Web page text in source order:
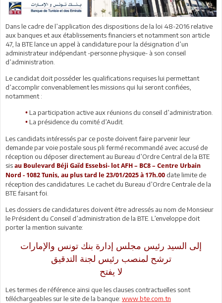
Dans le cadre de l’application des dispositions de la loi 48-2016 relative
aux banques et aux établissements financiers et notamment son article
47, la BTE lance un appel à candidature pour la désignation d’un
administrateur indépendant -personne physique- à son conseil
d’administration.
Le candidat doit posséder les qualifications requises lui permettant
d’accomplir convenablement les missions qui lui seront confiées,
notamment :
• La participation active aux réunions du conseil d’administration.
• La présidence du comité d’Audit.
Les candidats intéressés par ce poste doivent faire parvenir leur
demande par voie postale sous pli fermé recommandé avec accusé de
réception ou déposer directement au Bureau d’Ordre Central de la BTE
sis au Boulevard Béji Gaïd Essebsi- lot AFH – BC8 – Centre Urbain
Nord - 1082 Tunis, au plus tard le 23/01/2025 à 17h.00 date limite de
réception des candidatures. Le cachet du Bureau d’Ordre Centrale de la
BTE faisant foi.
Les dossiers de candidatures doivent être adressés au nom de Monsieur
le Président du Conseil d’administration de la BTE. L’enveloppe doit
porter la mention suivante:
إلى السيد رئيس مجلس إدارة بنك تونس والإمارات
ترشح لمنصب رئيس لجنة التدقيق
لا يفتح
Les termes de référence ainsi que les clauses contractuelles sont
téléchargeables sur le site de la banque: www.bte.com.tn